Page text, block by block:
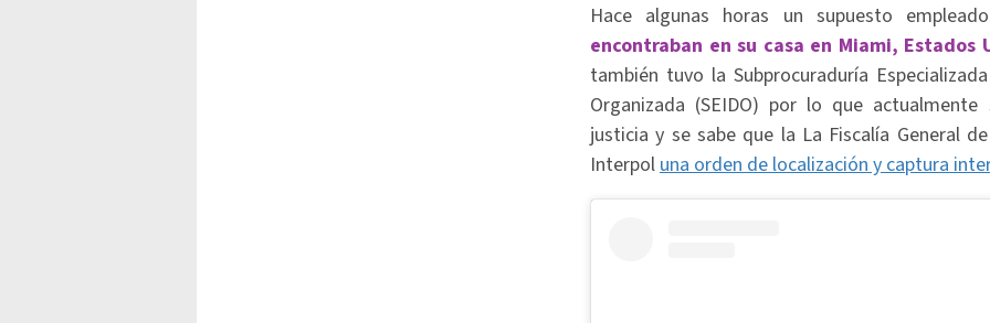
Hace algunas horas un supuesto
encontraban en su casa en Miami, Estados
también tuvo la Subprocuraduría
Organizada (SEIDO) por lo que
justicia y se sabe que la La Fiscalía General
Interpol una orden de localización y captura